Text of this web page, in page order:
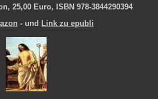
25,00 Euro, ISBN 978-3844290394
- und Link zu epubli